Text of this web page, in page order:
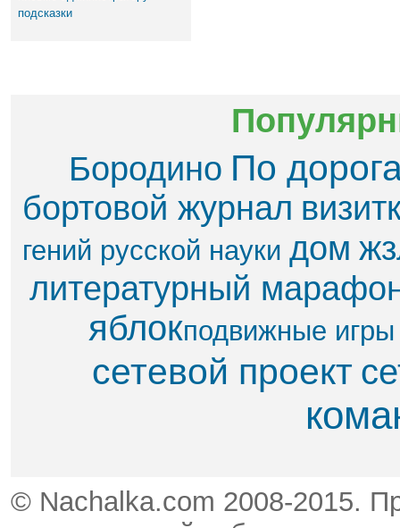
подсказки
Бородино По
бортовой журнал
гений русской науки дом
литературный
яблок​подвижные игры
сетевой проект
© Nachalka.com 2008-2015.